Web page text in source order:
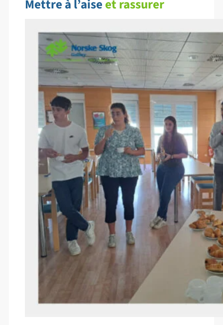
Mettre à l’aiseet rassurer